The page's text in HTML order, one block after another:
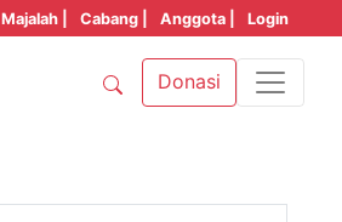
Majalah | Cabang | Anggota | Login
Donasi